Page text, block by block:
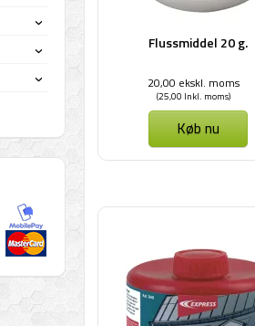
Flussmiddel 20 g.
20,00 ekskl. moms
(25,00 Inkl. moms)
Køb nu
›
›
›